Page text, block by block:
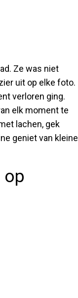
Ze was niet
uit op elke foto.
verloren ging.
elk moment te
lachen, gek
geniet van kleine
op